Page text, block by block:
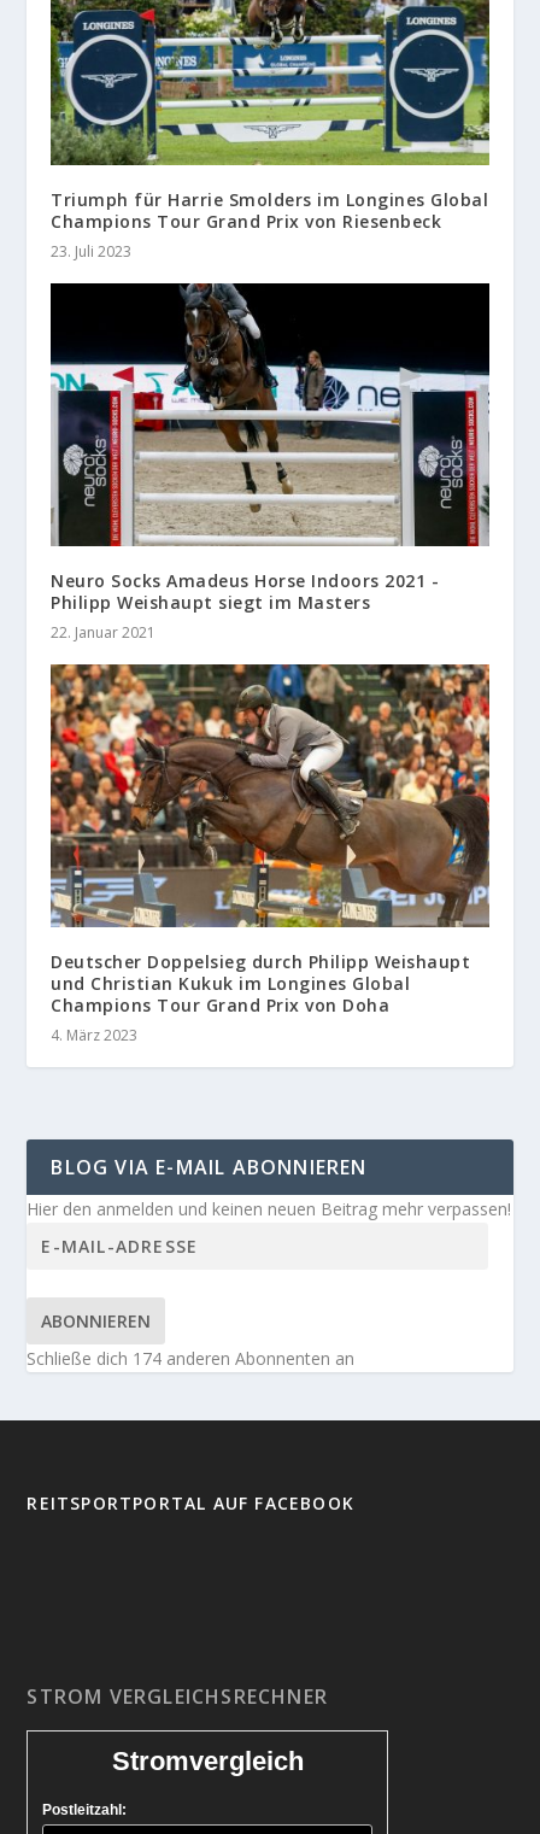
Triumph für Harrie Smolders im Longines Global
Champions Tour Grand Prix von Riesenbeck
23. Juli 2023
Neuro Socks Amadeus Horse Indoors 2021 -
Philipp Weishaupt siegt im Masters
22. Januar 2021
Deutscher Doppelsieg durch Philipp Weishaupt
und Christian Kukuk im Longines Global
Champions Tour Grand Prix von Doha
4. März 2023
BLOG VIA E-MAIL ABONNIEREN
Hier den anmelden und keinen neuen Beitrag mehr verpassen!
ABONNIEREN
Schließe dich 174 anderen Abonnenten an
REITSPORTPORTAL AUF FACEBOOK
STROM VERGLEICHSRECHNER
Stromvergleich
Postleitzahl: